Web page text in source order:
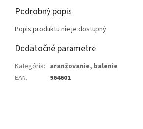
Podrobný popis
Popis produktu nie je dostupný
Dodatočné parametre
Kategória: aranžovanie, balenie
EAN: 964601